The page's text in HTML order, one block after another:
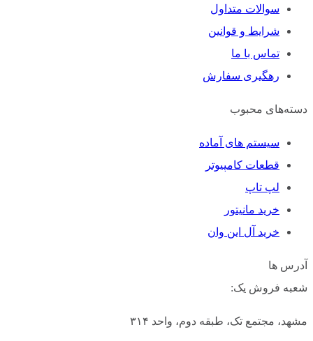
سوالات متداول
شرایط و قوانین
تماس با ما
رهگیری سفارش
دسته‌های محبوب
سیستم های آماده
قطعات کامپیوتر
لپ تاپ
خرید مانیتور
خرید آل این وان
آدرس ها
شعبه فروش یک:
مشهد، مجتمع تک، طبقه دوم، واحد ۳۱۴